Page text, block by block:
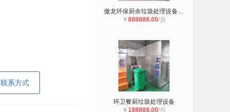
系方式
傲龙环保厨余垃圾处理设备，**环保
￥ 888888.00/台
环卫餐厨垃圾处理设备
￥ 188888.00/台